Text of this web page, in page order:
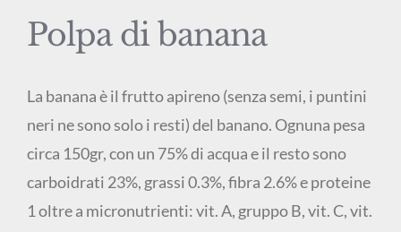
Polpa di banana
La banana è il frutto apireno (senza semi, i puntini
neri ne sono solo i resti) del banano. Ognuna pesa
circa 150gr, con un 75% di acqua e il resto sono
carboidrati 23%, grassi 0.3%, fibra 2.6% e proteine
1 oltre a micronutrienti: vit. A, gruppo B, vit. C, vit.